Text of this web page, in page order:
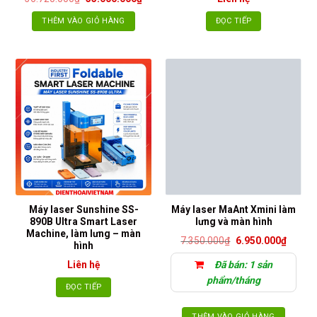
là:
36.720.000₫.
hiện
THÊM VÀO GIỎ HÀNG ĐỌC TIẾP
Máy laser Sunshine SS-
890B Ultra Smart Laser
Machine, làm lưng – màn
hình
Liên hệ
ĐỌC TIẾP
Máy laser MaAnt Xmini làm
lưng và màn hình
7.350.000₫ Giá
là:
7.350.000₫.
6.950.000₫Giá
hiện
tại
Đã bán: 1 sản
phẩm/tháng